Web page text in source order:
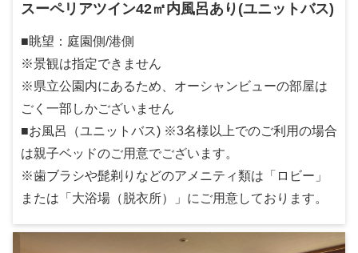
スーペリアツイン42㎡内風呂あり(ユニットバス)
■眺望：庭園側/港側
※景観は指定できません
※県立公園内にあるため、オーシャンビューの部屋は
ごく一部しかございません
■お風呂（ユニットバス) ※3名様以上でのご利用の場合
は親子ベッドのご用意でございます。
※歯ブラシや髭剃りなどのアメニティ類は「ロビー」
または「大浴場（脱衣所）」にご用意しております。